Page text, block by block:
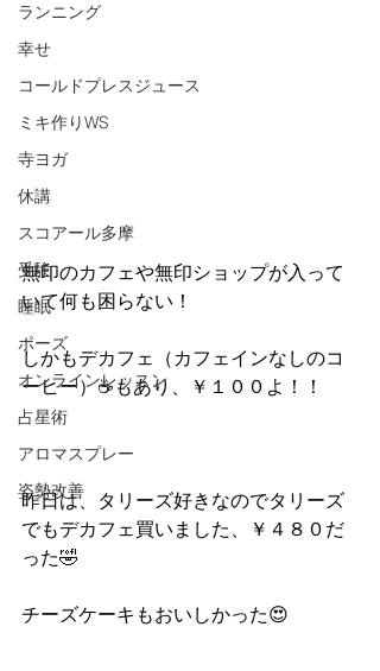
ランニング
幸せ
コールドプレスジュース
ミキ作りWS
寺ヨガ
休講
スコアール多摩
受験
睡眠
ポーズ
オンラインレッスン
占星術
アロマスプレー
姿勢改善
無印のカフェや無印ショップが入って
いて何も困らない！
しかもデカフェ（カフェインなしのコ
ーヒー）☕もあり、￥１００よ！！
昨日は、タリーズ好きなのでタリーズ
でもデカフェ買いました、￥４８０だ
った🤣
チーズケーキもおいしかった😍